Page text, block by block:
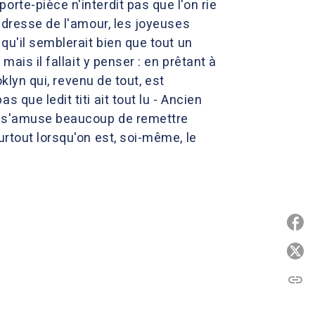
pièce n'interdit pas que l'on rie
de l'amour, les joyeuses
semblerait bien que tout un
il fallait y penser : en prêtant à
qui, revenu de tout, est
que ledit titi ait tout lu - Ancien
beaucoup de remettre
lorsqu'on est, soi-même, le
link